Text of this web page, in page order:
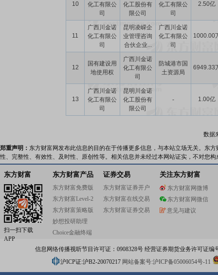
10
化工有限公
司
化工股份有
限公司
化工有限公
司
2.50亿
11
广西川金诺
化工有限公
司
昆明凌嵘企
业管理咨询
合伙企业...
广西川金诺
化工有限公
司
1000.00
12
国有建设用
地使用权
广西川金诺
化工有限公
司
防城港市国
土资源局
6949.33
13
广西川金诺
化工有限公
司
昆明川金诺
化工股份有
限公司
- 1.00亿
数据
郑重声明： 东方财富网发布此信息的目的在于传播更多信息，与本站立场无关。东
性、完整性、有效性、及时性、原创性等。相关信息并未经过本网站证实，不对您
东方财富
扫一扫下载
APP
东方财富产品
东方财富免费版
东方财富Level-2
东方财富策略版
妙想投研助理
Choice金融终端
证券交易
东方财富证券开户
东方财富在线交易
东方财富证券交易
关注东方财富
东方财富网微博
东方财富网微信
意见与建议
信息网络传播视听节目许可证：0908328号 经营证券期货业务许可证编
沪ICP证:沪B2-20070217 网站备案号:沪ICP备05006054号-11